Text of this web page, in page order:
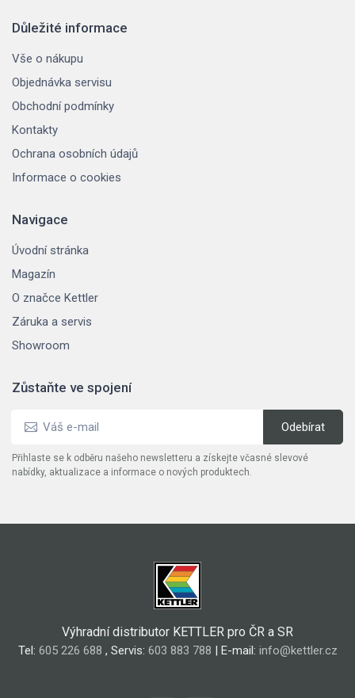
Důležité informace
Vše o nákupu
Objednávka servisu
Obchodní podmínky
Kontakty
Ochrana osobních údajů
Informace o cookies
Navigace
Úvodní stránka
Magazín
O značce Kettler
Záruka a servis
Showroom
Zůstaňte ve spojení
Přihlaste se k odběru našeho newsletteru a získejte včasné slevové
nabídky, aktualizace a informace o nových produktech.
Výhradní distributor KETTLER pro ČR a SR
Tel: 605 226 688 , Servis: 603 883 788 | E-mail: info@kettler.cz